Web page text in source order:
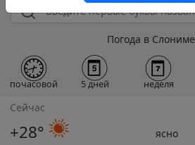
Погода в Слониме
почасовой 5 дней неделя
Сейчас
+28° ясно